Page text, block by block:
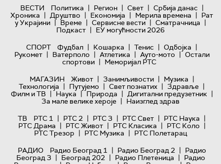
ВЕСТИ Политика | Регион | Свет | Србија данас |
Хроника | Друштво | Економија | Мерила времена | Рат
у Украјини | Време | Сервисне вести | Сматрачница |
Подкаст | ЕУ могућности 2026
СПОРТ
Фудбал | Кошарка | Тенис | Одбојка |
Рукомет | Ватерполо | Атлетика | Ауто-мото | Остали
спортови | Меморијал РТС
МАГАЗИН
Живот | Занимљивости | Музика |
Технологијa | Путујемо | Свет познатих | Здравље |
Филм и ТВ | Наука | Природа | Дигитални предузетник |
За мале велике хероје | Наизглед здрав
ТВ
РТС 1 | РТС 2 | РТС 3 | РТС Свет | РТС Наука |
РТС Драма | РТС Живот | РТС Класика | РТС Коло |
РТС Трезор | РТС Музика | РТС Полетарац
РАДИО
Радио Београд 1 | Радио Београд 2 | Радио
Београд 3 | Београд 202 | Радио Плетеница | Радио